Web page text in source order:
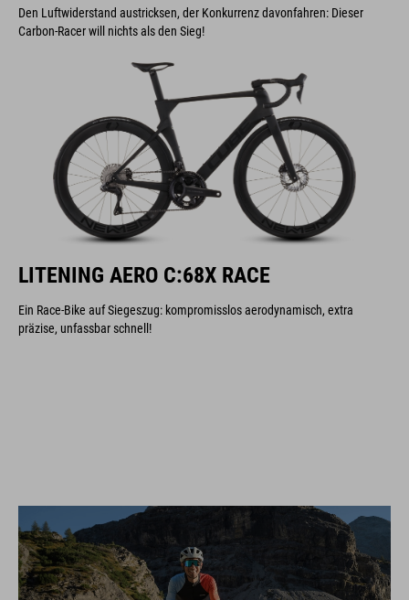
Den Luftwiderstand austricksen, der Konkurrenz davonfahren: Dieser
Carbon-Racer will nichts als den Sieg!
LITENING AERO C:68X RACE
Ein Race-Bike auf Siegeszug: kompromisslos aerodynamisch, extra
präzise, unfassbar schnell!